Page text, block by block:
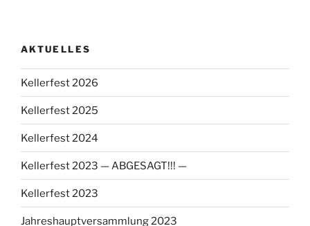
AKTUELLES
Kellerfest 2026
Kellerfest 2025
Kellerfest 2024
Kellerfest 2023 — ABGESAGT!!! —
Kellerfest 2023
Jahreshauptversammlung 2023